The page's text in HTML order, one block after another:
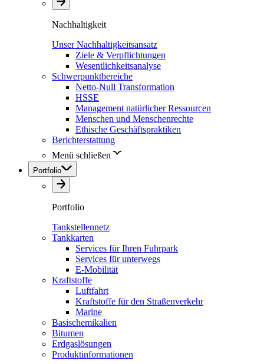
Nachhaltigkeit
Unser Nachhaltigkeitsansatz
Ziele & Verpflichtungen
Wesentlichkeitsanalyse
Schwerpunktbereiche
Netto-Null Transformation
HSSE
Management natürlicher Ressourcen
Menschen und Menschenrechte
Ethische Geschäftspraktiken
Berichterstattung
Menü schließen
Portfolio
Portfolio
Tankstellennetz
Tankkarten
Services für Ihren Fuhrpark
Services für unterwegs
E-Mobilität
Kraftstoffe
Luftfahrt
Kraftstoffe für den Straßenverkehr
Marine
Basischemikalien
Bitumen
Erdgaslösungen
Produktinformationen